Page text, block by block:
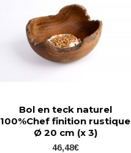
Bol en teck naturel
100%Chef finition rustique
Ø 20 cm (x 3)
46,48€